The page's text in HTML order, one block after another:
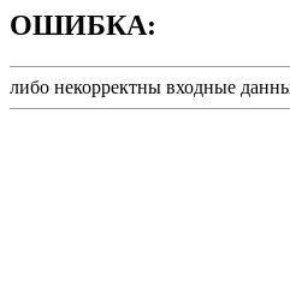
ОШИБКА:
либо некорректны входные